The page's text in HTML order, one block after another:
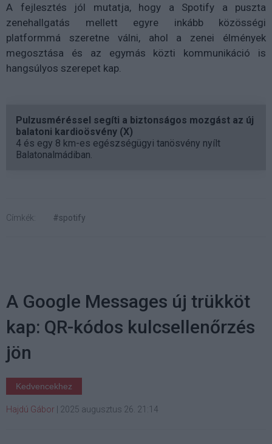
A fejlesztés jól mutatja, hogy a Spotify a puszta
zenehallgatás mellett egyre inkább közösségi
platformmá szeretne válni, ahol a zenei élmények
megosztása és az egymás közti kommunikáció is
hangsúlyos szerepet kap.
Pulzusméréssel segíti a biztonságos mozgást az új
balatoni kardioösvény (X)
4 és egy 8 km-es egészségügyi tanösvény nyílt
Balatonalmádiban.
Címkék: #spotify
A Google Messages új trükköt
kap: QR-kódos kulcsellenőrzés
jön
Kedvencekhez
Hajdú Gábor | 2025 augusztus 26. 21:14